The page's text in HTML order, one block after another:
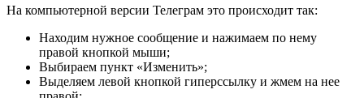
На компьютерной версии Телеграм это происходит так:
Находим нужное сообщение и нажимаем по нему
правой кнопкой мыши;
Выбираем пункт «Изменить»;
Выделяем левой кнопкой гиперссылку и жмем на нее